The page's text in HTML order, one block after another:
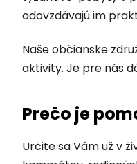
odovzdávajú im
Naše občianske
aktivity. Je pre nás
ý
p
i
Prečo je
Určite sa Vám už v